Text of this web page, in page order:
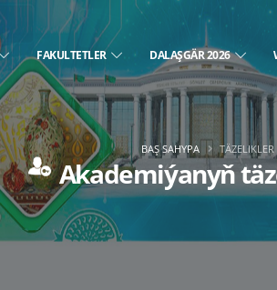
FAKULTETLER DALAŞGÄR 2026
Akademiýanyň
BAŞ SAHYPA TÄZELIKLER